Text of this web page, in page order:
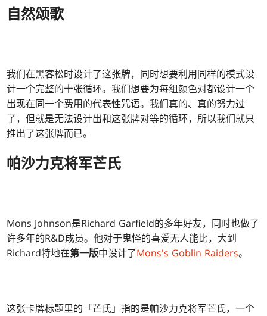
自然颂歌
我们在黑客松时设计了这张牌，同时想要利用同样的模式设
计一个完整的十张循环。我们想要为每组颜色对都设计一个
出现在同一个费用的代表性咒语。我们真的、真的努力过
了，但就是无法设计出和这张牌对等的循环，所以我们就只
推出了这张牌而已。
帕沙力克将军芒氏
Mons Johnson是Richard Garfield的多年好友，同时也做了
许多年的R&D成员。他对于鬼怪的喜爱无人能比，大到
Richard特地在第一版中设计了Mons's Goblin Raiders。
这张卡牌标题里的「芒氏」指的是帕沙力克将军芒氏，一个